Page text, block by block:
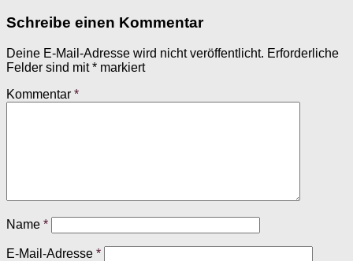
Schreibe einen Kommentar
Deine E-Mail-Adresse wird nicht veröffentlicht. Erforderliche
Felder sind mit* markiert
Kommentar *
Name *
E-Mail-Adresse *